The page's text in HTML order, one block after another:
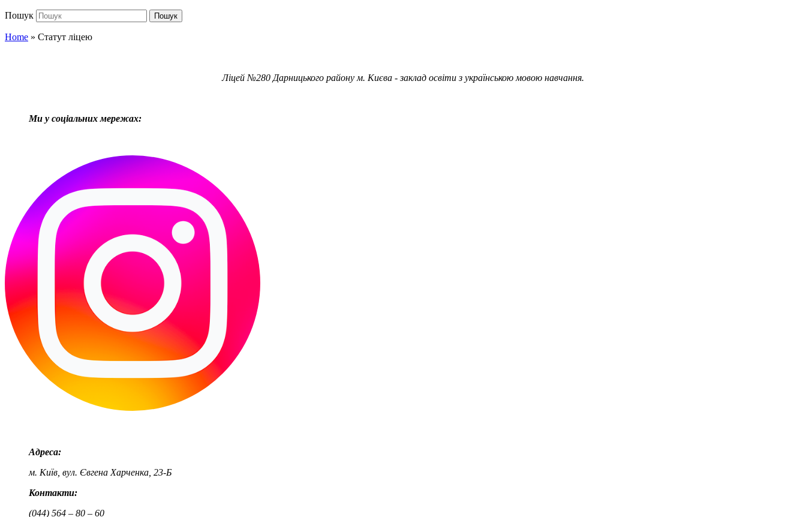
Пошук Пошук
Home » Статут ліцею
Ліцей №280 Дарницького району м. Києва - заклад освіти з українською мовою навчання.
Ми у соціальних мережах:
Адреса:
м. Київ, вул. Євгена Харченка, 23-Б
Контакти:
(044) 564 – 80 – 60